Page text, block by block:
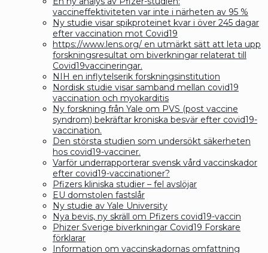
vaccineffektiviteten var inte i närheten av 95 %
Ny studie visar spikproteinet kvar i över 245 dagar
efter vaccination mot Covid19
https://www.lens.org/ en utmärkt sätt att leta upp
forskningsresultat om biverkningar relaterat till
Covid19vaccineringar.
NIH en inflytelserik forskningsinstitution
Nordisk studie visar samband mellan covid19
vaccination och myokarditis
Ny forskning från Yale om PVS (post vaccine
syndrom) bekräftar kroniska besvär efter covid19-
vaccination.
Den största studien som undersökt säkerheten
hos covid19-vacciner.
Varför underrapporterar svensk vård vaccinskador
efter covid19-vaccinationer?
Pfizers kliniska studier – fel avslöjar
EU domstolen fastslår
Ny studie av Yale University
Nya bevis, ny skräll om Pfizers covid19-vaccin
Phizer Sverige biverkningar Covid19 Forskare
förklarar
Information om vaccinskadornas omfattning